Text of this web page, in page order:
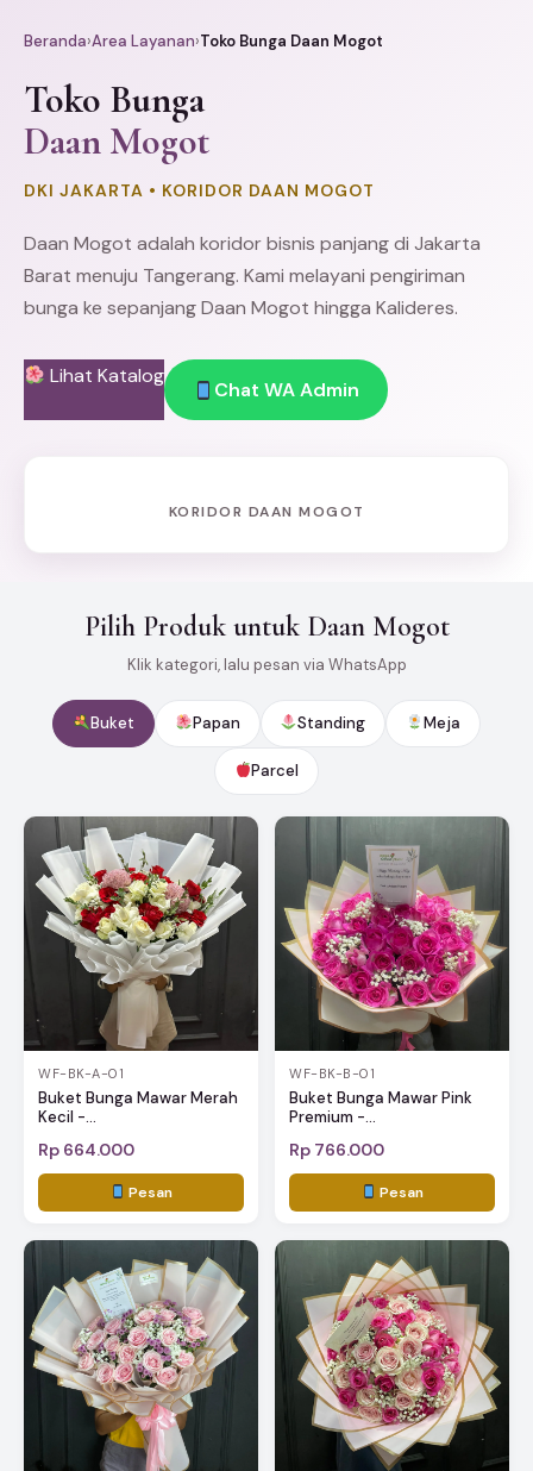
Beranda›Area Layanan›Toko Bunga Daan Mogot
Toko Bunga
Daan Mogot
DKI JAKARTA • KORIDOR DAAN MOGOT
Daan Mogot adalah koridor bisnis panjang di Jakarta
Barat menuju Tangerang. Kami melayani pengiriman
bunga ke sepanjang Daan Mogot hingga Kalideres.
Lihat Katalog
Chat WA Admin
KORIDOR DAAN MOGOT
Pilih Produk untuk Daan Mogot
Klik kategori, lalu pesan via WhatsApp
Buket Papan Standing Meja
Parcel
WF-BK-A-01
Buket Bunga Mawar Merah
Kecil -...
Rp 664.000
Pesan
WF-BK-B-01
Buket Bunga Mawar Pink
Premium -...
Rp 766.000
Pesan